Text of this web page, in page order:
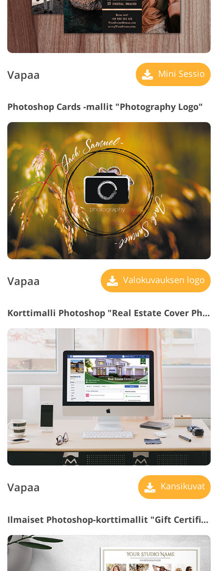
Vapaa Mini Sessio
Photoshop Cards -mallit "Photography Logo"
Vapaa Valokuvauksen logo
Korttimalli Photoshop "Real Estate Cover Photos"
Vapaa Kansikuvat
Ilmaiset Photoshop-korttimallit "Gift Certificate"